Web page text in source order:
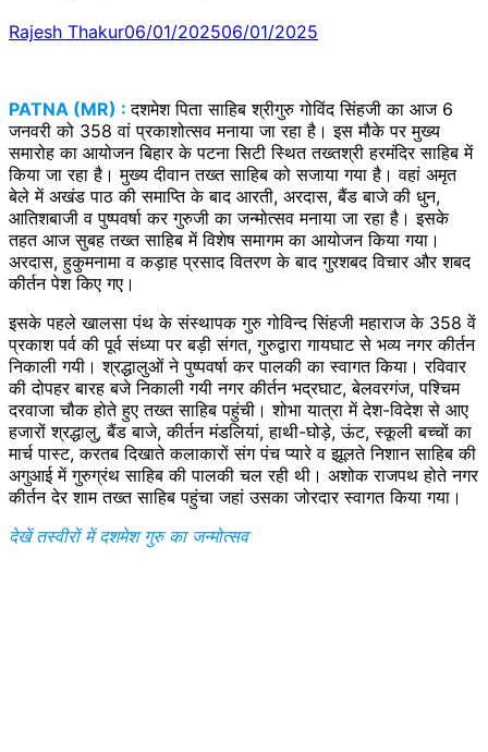
Rajesh Thakur06/01/202506/01/2025
PATNA (MR) :दशमेश पिता साहिब श्रीगुरु गोविंद सिंहजी का आज 6
जनवरी को 358 वां प्रकाशोत्सव मनाया जा रहा है। इस मौके पर मुख्य
समारोह का आयोजन बिहार के पटना सिटी स्थित तख्तश्री हरमंदिर साहिब में
किया जा रहा है। मुख्य दीवान तख्त साहिब को सजाया गया है। वहां अमृत
बेले में अखंड पाठ की समाप्ति के बाद आरती, अरदास, बैंड बाजे की धुन,
आतिशबाजी व पुष्पवर्षा कर गुरुजी का जन्मोत्सव मनाया जा रहा है। इसके
तहत आज सुबह तख्त साहिब में विशेष समागम का आयोजन किया गया।
अरदास, हुकुमनामा व कड़ाह प्रसाद वितरण के बाद गुरशबद विचार और शबद
कीर्तन पेश किए गए।
इसके पहले खालसा पंथ के संस्थापक गुरु गोविन्द सिंहजी महाराज के 358 वें
प्रकाश पर्व की पूर्व संध्या पर बड़ी संगत, गुरुद्वारा गायघाट से भव्य नगर कीर्तन
निकाली गयी। श्रद्धालुओं ने पुष्पवर्षा कर पालकी का स्वागत किया। रविवार
की दोपहर बारह बजे निकाली गयी नगर कीर्तन भद्रघाट, बेलवरगंज, पश्चिम
दरवाजा चौक होते हुए तख्त साहिब पहुंची। शोभा यात्रा में देश-विदेश से आए
हजारों श्रद्धालु, बैंड बाजे, कीर्तन मंडलियां, हाथी-घोड़े, ऊंट, स्कूली बच्चों का
मार्च पास्ट, करतब दिखाते कलाकारों संग पंच प्यारे व झूलते निशान साहिब की
अगुआई में गुरुग्रंथ साहिब की पालकी चल रही थी। अशोक राजपथ होते नगर
कीर्तन देर शाम तख्त साहिब पहुंचा जहां उसका जोरदार स्वागत किया गया।
देखें तस्वीरों में दशमेश गुरु का जन्मोत्सव